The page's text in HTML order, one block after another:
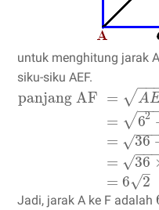
untuk menghitung jarak
siku-siku AEF.
panjang AF = A
−−
√
= 62
−−
√
= 36
−−
√
=
36
−−
√
= 6 2
–
√
Jadi, jarak A ke F adalah